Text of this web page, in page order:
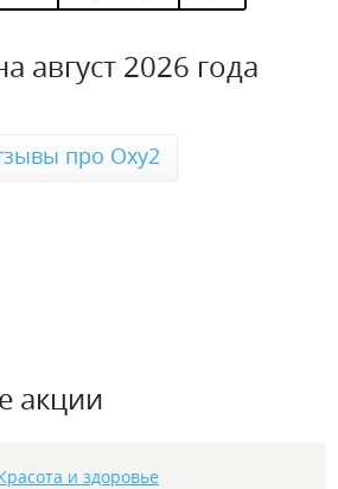
август 2026 года
про Oxy2
акции
и здоровье